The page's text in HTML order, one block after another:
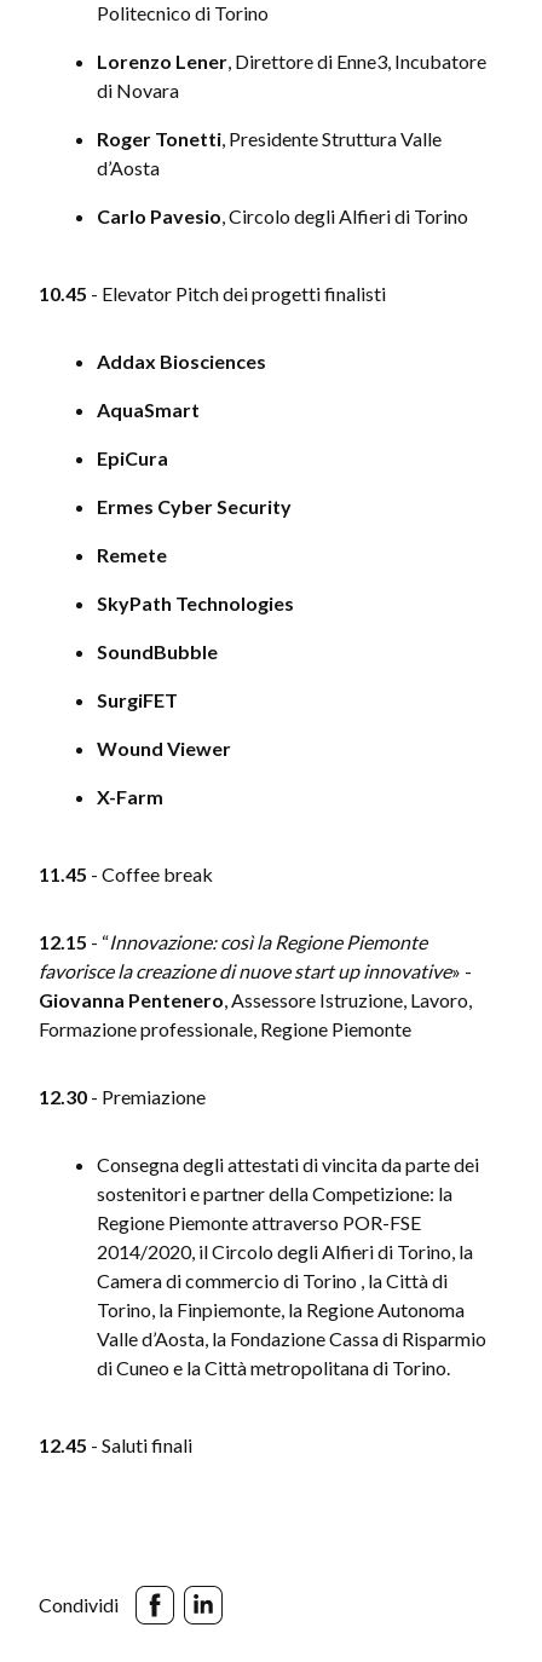
Politecnico di Torino
Lorenzo Lener, Direttore di Enne3, Incubatore
di Novara
Roger Tonetti, Presidente Struttura Valle
d’Aosta
Carlo Pavesio, Circolo degli Alfieri di Torino
10.45 - Elevator Pitch dei progetti finalisti
Addax Biosciences
AquaSmart
EpiCura
Ermes Cyber Security
Remete
SkyPath Technologies
SoundBubble
SurgiFET
Wound Viewer
X-Farm
11.45 - Coffee break
12.15 - “Innovazione: così la Regione Piemonte
favorisce la creazione di nuove start up innovative» -
Giovanna Pentenero, Assessore Istruzione, Lavoro,
Formazione professionale, Regione Piemonte
12.30 - Premiazione
Consegna degli attestati di vincita da parte dei
sostenitori e partner della Competizione: la
Regione Piemonte attraverso POR-FSE
2014/2020, il Circolo degli Alfieri di Torino, la
Camera di commercio di Torino , la Città di
Torino, la Finpiemonte, la Regione Autonoma
Valle d’Aosta, la Fondazione Cassa di Risparmio
di Cuneo e la Città metropolitana di Torino.
12.45 - Saluti finali
Condividi